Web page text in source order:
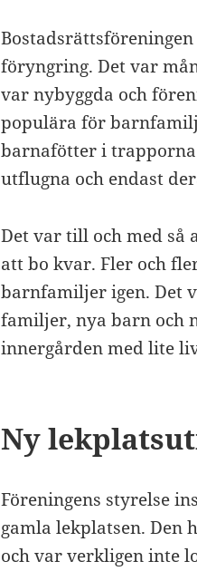
föryngring. Det var
var nybyggda och
populära för
barnafötter i
utflugna och endast
Det var till och med
att bo kvar. Fler och
barnfamiljer igen. Det
familjer, nya barn och
innergården med lite
Ny
Föreningens styrelse
gamla lekplatsen. Den
och var verkligen inte